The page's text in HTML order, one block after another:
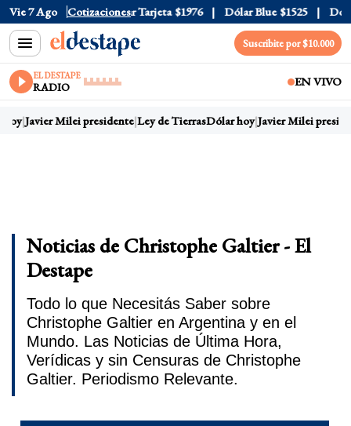
Vie 7 Ago Cotizaciones
$1520 Dólar Tarjeta $1976 Dólar Blue $1525 Dólar
Suscribite por $10.000
EL DESTAPE
RADIO EN VIVO
Javier Milei presidente Ley de TierrasDólar hoy Javier Milei
Noticias de Christophe Galtier - El
Destape
Todo lo que Necesitás Saber sobre
Christophe Galtier en Argentina y en el
Mundo. Las Noticias de Última Hora,
Verídicas y sin Censuras de Christophe
Galtier. Periodismo Relevante.